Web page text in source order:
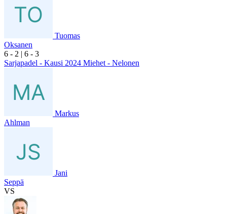
Tuomas
Oksanen
6 - 2 | 6 - 3
Sarjapadel - Kausi 2024 Miehet - Nelonen
Markus
Ahlman
Jani
Seppä
VS